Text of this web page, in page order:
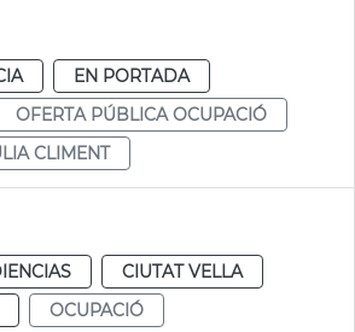
EN PORTADA
OFERTA PÚBLICA OCUPACIÓ
CLIMENT
CIUTAT VELLA
OCUPACIÓ